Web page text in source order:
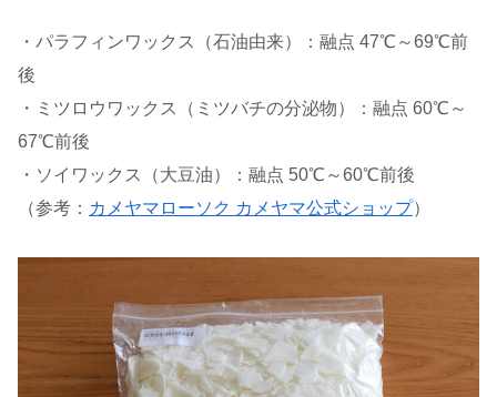
・パラフィンワックス（石油由来）：融点 47℃～69℃前
後
・ミツロウワックス（ミツバチの分泌物）：融点 60℃～
67℃前後
・ソイワックス（大豆油）：融点 50℃～60℃前後
（参考： カメヤマローソク カメヤマ公式ショップ）